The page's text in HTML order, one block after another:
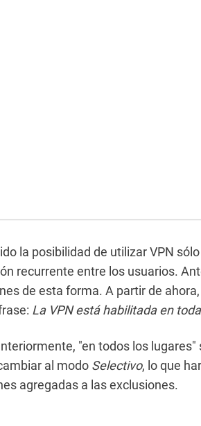
la posibilidad de utilizar VPN
recurrente entre los usuarios.
de esta forma. A partir de
La VPN está habilitada en
"en todos los lugares"
al modo Selectivo, lo que
agregadas a las exclusiones.